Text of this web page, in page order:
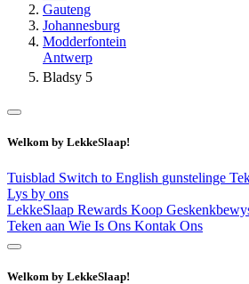
Gauteng
Johannesburg
Modderfontein
Antwerp
Bladsy 5
Welkom by LekkeSlaap!
Tuisblad Switch to English gunstelinge
Lys by ons
LekkeSlaap Rewards Koop
Teken aan Wie Is Ons Kontak Ons
Welkom by LekkeSlaap!